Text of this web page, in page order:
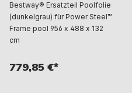
Bestway® Ersatzteil Poolfolie
(dunkelgrau) für Power Steel™
Frame pool 956 x 488 x 132
cm
779,85 €*